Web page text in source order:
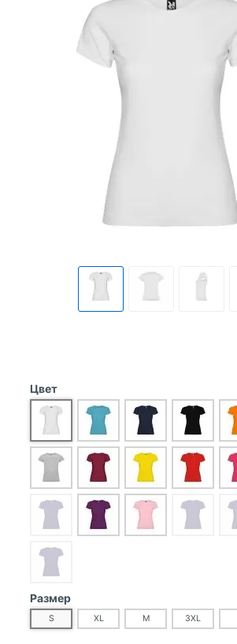
Цвет
Размер
S XL M 3XL